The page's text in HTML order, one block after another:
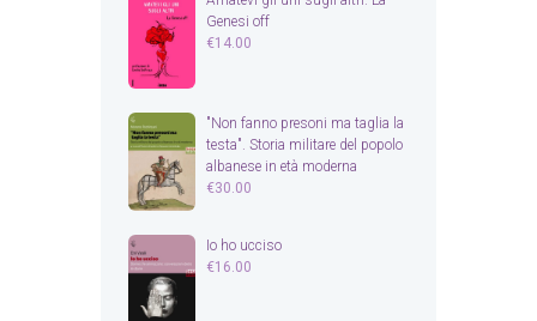
Genesi off
€14.00
"Non fanno presoni ma taglia la
testa". Storia militare del popolo
albanese in età moderna
€30.00
Io ho ucciso
€16.00